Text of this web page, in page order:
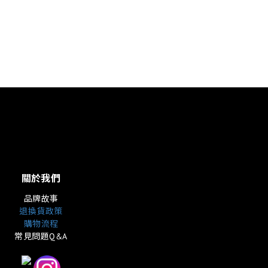
關於我們
品牌故事
退換貨政策
購物流程
常見問題Q&A